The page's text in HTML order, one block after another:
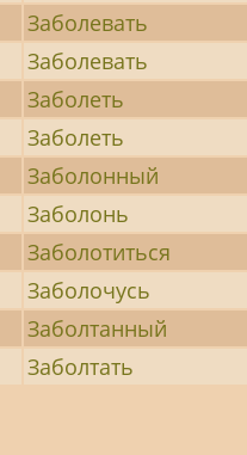
Заболевать
Заболевать
Заболеть
Заболеть
Заболонный
Заболонь
Заболотиться
Заболочусь
Заболтанный
Заболтать